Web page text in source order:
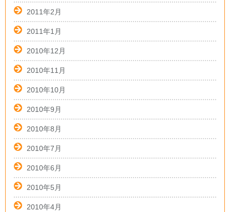
2011年2月
2011年1月
2010年12月
2010年11月
2010年10月
2010年9月
2010年8月
2010年7月
2010年6月
2010年5月
2010年4月